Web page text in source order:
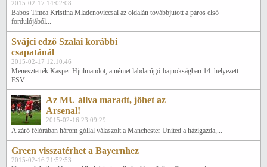
2015-02-17 14:02:08
Babos Tímea Kristina Mladenoviccsal az oldalán továbbjutott a páros első
fordulójából...
Svájci edző Szalai korábbi
csapatánál
2015-02-17 12:10:46
Menesztették Kasper Hjulmandot, a német labdarúgó-bajnokságban 14. helyezett
FSV...
Az MU állva maradt, jöhet az
Arsenal!
2015-02-16 23:09:29
A záró félórában három góllal válaszolt a Manchester United a házigazda,...
Green visszatérhet a Bayernhez
2015-02-16 21:52:53